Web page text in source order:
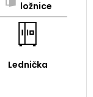
ložnice
Lednička